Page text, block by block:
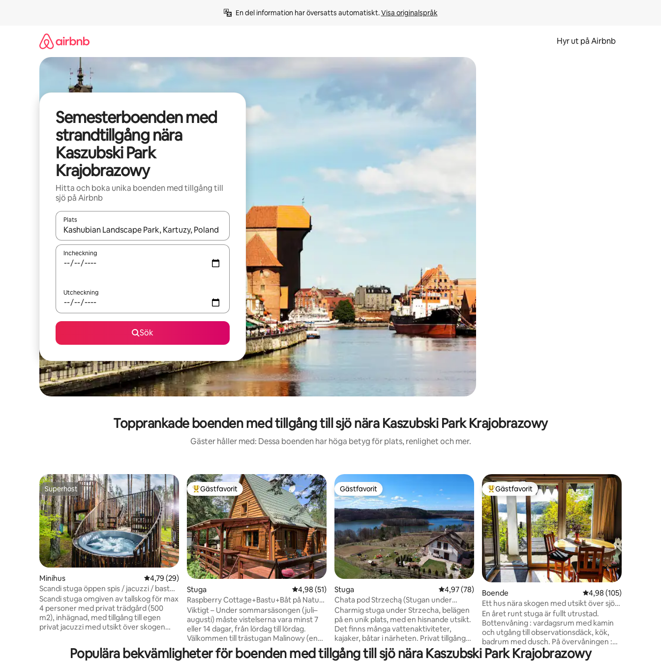
En del information har översatts automatiskt. Visa originalspråk
Hyr ut på Airbnb
Semesterboenden med
strandtillgång nära
Kaszubski Park
Krajobrazowy
Hitta och boka unika boenden med tillgång till
sjö på Airbnb
Plats
När resultaten är tillgängliga kan du navigera med upp- och nedåtpilarna eller utforska genom att trycka eller svepa.
Incheckning
Utcheckning
Sök
Topprankade boenden med tillgång till sjö nära Kaszubski Park Krajobrazowy
Gäster håller med: Dessa boenden har höga betyg för plats, renlighet och mer.
Superhost
Superhost
Minihus 4,79 av 5 i genomsnittligt betyg, 29 omdömen
4,79 (29)
Scandi stuga öppen spis / jacuzzi / bastu
sjö Kaszuby
Scandi stuga omgiven av tallskog för max
4 personer med privat trädgård (500
m2), inhägnad, med tillgång till egen
privat jacuzzi med utsikt över skogen
vardagsrum med en matplats och ett
pentry, ett sovrum och ett badrum.
Populär gästfavorit
Gästfavorit
Stuga 4,98 av 5 i genomsnittligt betyg, 51 omdömen
4,98 (51)
Raspberry Cottage+Bastu+Båt på Natura
Sad Kaszuby
Viktigt – Under sommarsäsongen (juli–
augusti) måste vistelserna vara minst 7
eller 14 dagar, från lördag till lördag.
Välkommen till trästugan Malinowy (en
av två), belägen i byn Grzybowo mitt i
Kasjubien, 8 km från Kościerzyna. Stugan
Gästfavorit
Gästfavorit
Stuga 4,97 av 5 i genomsnittligt betyg, 78 omdömen
4,97 (78)
Chata pod Strzechą (Stugan under
halmtaket), Brodnica Górna
Charmig stuga under Strzecha, belägen
på en unik plats, med en hisnande utsikt.
Det finns många vattenaktiviteter,
kajaker, båtar i närheten. Privat tillgång
till sjön 150 meter bort. En stor lekplats
med en fantastisk utsikt:) Inom en radie
Populär gästfavorit
Gästfavorit
Boende 4,98 av 5 i
4,98 (105)
Ett hus nära skogen med utsikt över sjön
i Kaszubach
En året runt stuga är fullt utrustad.
Bottenvåning : vardagsrum med kamin
och utgång till observationsdäck, kök,
badrum med dusch. På övervåningen :
Ett södra sovrum med balkong och
Populära bekvämligheter för boenden med tillgång till sjö nära Kaszubski Park Krajobrazowy